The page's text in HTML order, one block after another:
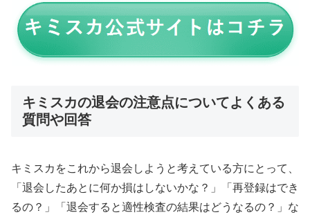
キミスカの退会の注意点についてよくある
質問や回答
キミスカをこれから退会しようと考えている方にとって、
「退会したあとに何か損はしないかな？」「再登録はでき
るの？」「退会すると適性検査の結果はどうなるの？」な